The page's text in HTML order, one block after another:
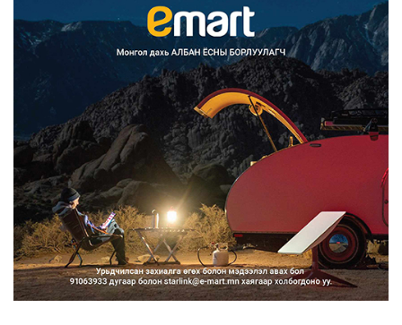
Францад иргэд рүү зөвшөөрөлгүй
сурталчилгааны дууд...
2026/08/07
Нийтийн тээврийн Ч:19А чиглэлийн
замналд түр хугац...
2026/08/07